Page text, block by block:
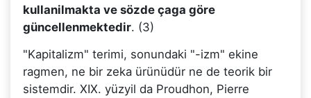
kullanilmakta ve sözde çaga göre
güncellenmektedir. (3)
"Kapitalizm" terimi, sonundaki "-izm" ekine
ragmen, ne bir zeka ürünüdür ne de teorik bir
sistemdir. XIX. yüzyil da Proudhon, Pierre